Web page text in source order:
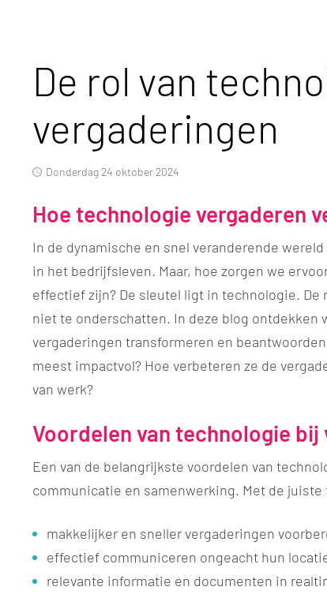
De rol van
vergaderingen
donderdag 24 oktober 2024
Hoe technologie vergaderen
In de dynamische en snel veranderende
in het bedrijfsleven. Maar, hoe zorgen we
effectief zijn? De sleutel ligt in technologie.
niet te onderschatten. In deze blog
vergaderingen transformeren en
meest impactvol? Hoe verbeteren ze de
van werk?
Voordelen van technologie bij
Een van de belangrijkste voordelen van
communicatie en samenwerking. Met de
​makkelijker en sneller vergaderingen
effectief communiceren ongeacht hun
relevante informatie en documenten in